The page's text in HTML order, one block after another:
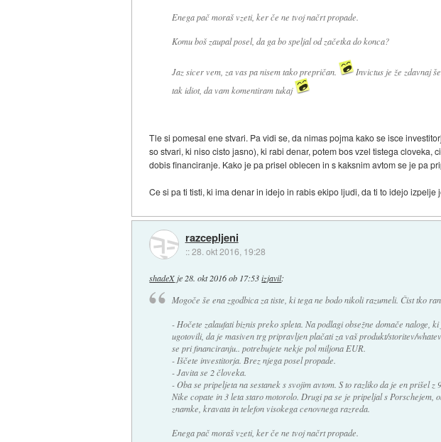
Enega pač moraš vzeti, ker če ne tvoj načrt propade.
Komu boš zaupal posel, da ga bo speljal od začetka do konca?
Jaz sicer vem, za vas pa nisem tako prepričan.
Invictus je že zdavnaj
tak idiot, da vam komentiram tukaj
Tle si pomesal ene stvari. Pa vidi se, da nimas pojma kako se isce
so stvari, ki niso cisto jasno), ki rabi denar, potem bos vzel tistega
dobis financiranje. Kako je pa prisel oblecen in s kaksnim avtom se je pa
Ce si pa ti tisti, ki ima denar in idejo in rabis ekipo ljudi, da ti to idejo
razcepljeni
::28. okt 2016, 19:28
shadeXje28. okt 2016 ob 17:53 izjavil:
Mogoče še ena zgodbica za tiste, ki tega ne bodo nikoli razumeli. Čist tko
- Hočete zalaufati biznis preko spleta. Na podlagi obsežne domače naloge,
ugotovili, da je masiven trg pripravljen plačati za vaš produkt/storitev/
se pri financiranju.. potrebujete nekje pol miljona EUR.
- Iščete investitorja. Brez njega posel propade.
- Javita se 2 človeka.
- Oba se pripeljeta na sestanek s svojim avtom. S to razliko da je en prišel z
Nike copate in 3 leta staro motorolo. Drugi pa se je pripeljal s Porschejem,
znamke, kravata in telefon visokega cenovnega razreda.
Enega pač moraš vzeti, ker če ne tvoj načrt propade.